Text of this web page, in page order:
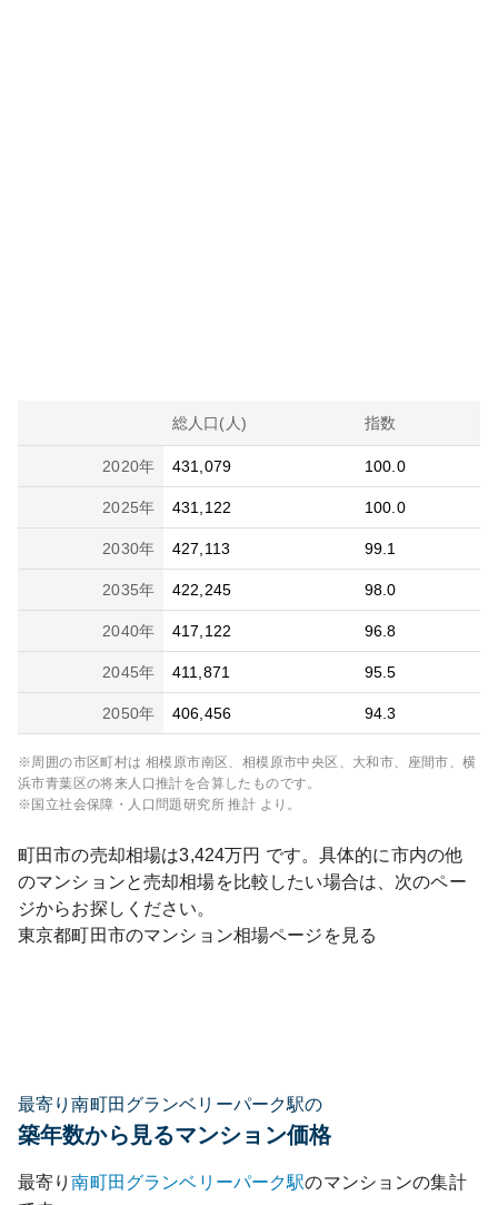
総人口(人) 指数
2020年 431,079 100.0
2025年 431,122 100.0
2030年 427,113 99.1
2035年 422,245 98.0
2040年 417,122 96.8
2045年 411,871 95.5
2050年 406,456 94.3
※周囲の市区町村は 相模原市南区、相模原市中央区、大和市、座間市、横
浜市青葉区の将来人口推計を合算したものです。
※国立社会保障・人口問題研究所 推計 より。
町田市の売却相場は3,424万円 です。具体的に市内の他
のマンションと売却相場を比較したい場合は、次のペー
ジからお探しください。
東京都町田市のマンション相場ページを見る
最寄り南町田グランベリーパーク駅の
築年数から見るマンション価格
最寄り南町田グランベリーパーク駅のマンションの集計